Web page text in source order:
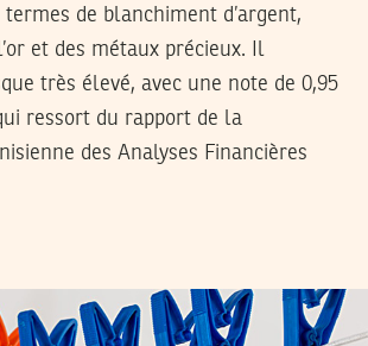
de blanchiment d’argent,
et des métaux précieux. Il
très élevé, avec une note de 0,95
ressort du rapport de la
des Analyses Financières